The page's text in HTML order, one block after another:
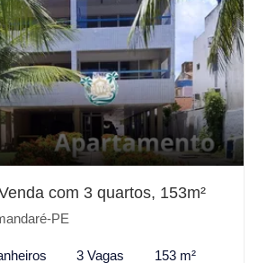
com 3 quartos, 153m²
PE
3 Vagas 153 m²